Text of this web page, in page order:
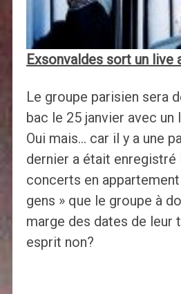
Exsonvaldes sort un live
Le groupe parisien sera
bac le 25 janvier avec un
Oui mais… car il y a une
dernier a était enregistré
concerts en
gens » que le groupe à
marge des dates de leur
esprit non?